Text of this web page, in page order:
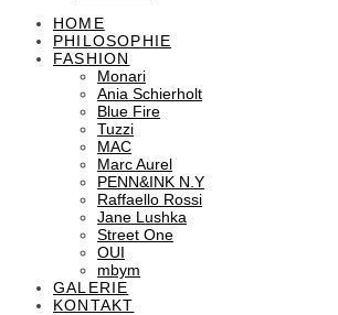
HOME
PHILOSOPHIE
FASHION
Monari
Ania Schierholt
Blue Fire
Tuzzi
MAC
Marc Aurel
PENN&INK N.Y
Raffaello Rossi
Jane Lushka
Street One
OUI
mbym
GALERIE
KONTAKT